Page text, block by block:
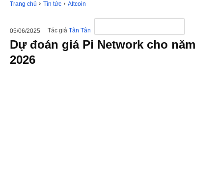
Trang chủ Tin tức Altcoin
05/06/2025 Tác giả Tân Tân
Dự đoán giá Pi Network cho năm
2026